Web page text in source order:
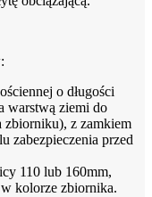
o długości
warstwą ziemi do
zbiorniku), z zamkiem
zabezpieczenia przed
110 lub 160mm,
kolorze zbiornika.